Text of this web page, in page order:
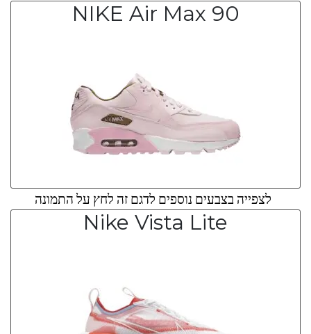
NIKE Air Max 90
לצפייה בצבעים נוספים לדגם זה לחץ על התמונה
Nike Vista Lite